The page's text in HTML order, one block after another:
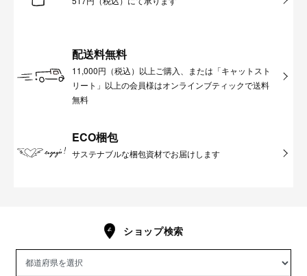
配送料無料
11,000円（税込）以上ご購入、または「キャットスト
リート」以上の会員様はオンラインブティックで送料
無料
ECO梱包
サステナブルな梱包資材でお届けします
ショップ検索